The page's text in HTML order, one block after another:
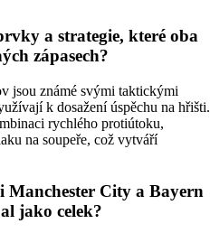
a strategie, které oba
zápasech?
jsou známé svými taktickými
k dosažení úspěchu na hřišti.
rychlého protiútoku,
na soupeře, což vytváří
Manchester City a Bayern
jako celek?